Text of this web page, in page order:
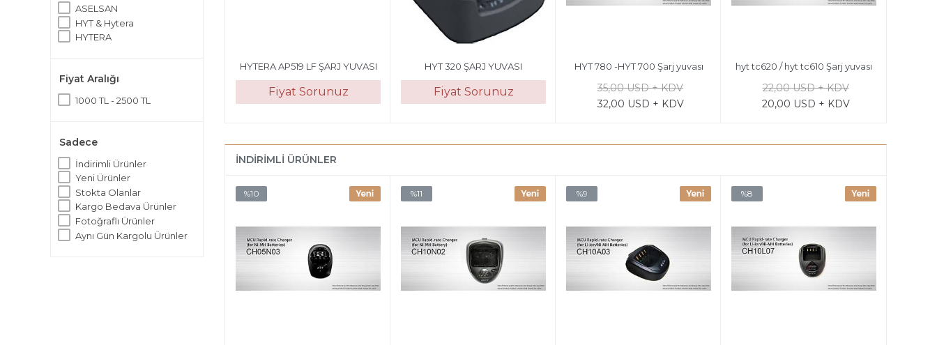
ASELSAN
HYT & Hytera
HYTERA
Fiyat Aralığı
1000 TL - 2500 TL
Sadece
İndirimli Ürünler
Yeni Ürünler
Stokta Olanlar
Kargo Bedava Ürünler
Fotoğraflı Ürünler
Aynı Gün Kargolu Ürünler
HYTERA AP519 LF ŞARJ YUVASI
Fiyat Sorunuz
HYT 320 ŞARJ YUVASI
Fiyat Sorunuz
HYT 780 -HYT 700 Şarj yuvası
35,00 USD + KDV
32,00 USD + KDV
hyt tc620 / hyt tc610 Şarj yuvası
22,00 USD + KDV
20,00 USD + KDV
İNDIRIMLI ÜRÜNLER
%10 %11 %9 %8